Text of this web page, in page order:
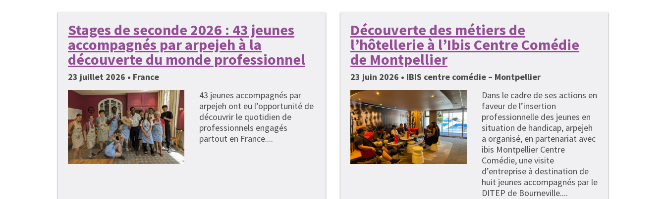
Stages de seconde 2026 : 43 jeunes
accompagnés par arpejeh à la
découverte du monde professionnel
23 juillet 2026 • France
43 jeunes accompagnés par
arpejeh ont eu l’opportunité de
découvrir le quotidien de
professionnels engagés
partout en France....
Découverte des métiers de
l’hôtellerie à l’Ibis Centre Comédie
de Montpellier
23 juin 2026 • IBIS centre comédie – Montpellier
Dans le cadre de ses actions en
faveur de l’insertion
professionnelle des jeunes en
situation de handicap, arpejeh
a organisé, en partenariat avec
ibis Montpellier Centre
Comédie, une visite
d’entreprise à destination de
huit jeunes accompagnés par le
DITEP de Bourneville....